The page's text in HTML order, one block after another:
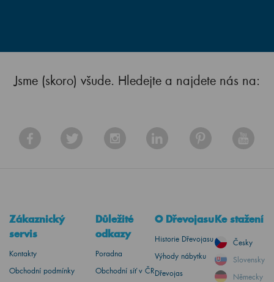
Jsme (skoro) všude. Hledejte a najdete nás na:
Zákaznický
servis
Kontakty
Obchodní podmínky
Důležité
odkazy
Poradna
Obchodní síť v ČR
O Dřevojasu
Historie Dřevojasu
Výhody nábytku
Dřevojas
Ke stažení
Česky
Slovensky
Německy